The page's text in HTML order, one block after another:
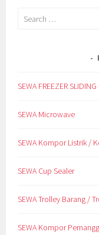
Search
SEWA FREEZER
SEWA Microwave
SEWA Kompor Listrik /
SEWA Cup Sealer
SEWA Trolley Barang /
SEWA Kompor